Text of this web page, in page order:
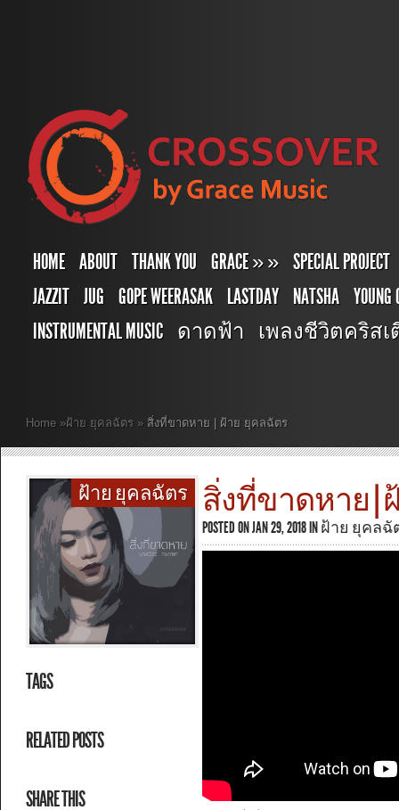
HOME ABOUT THANK YOU GRACE»» SPECIAL PROJECT
JAZZIT JUG GOPE WEERASAK LASTDAY NATSHA YOUNG
INSTRUMENTAL MUSIC ดาดฟ้า เพลงชีวิตคริสเตียน
Home »ฝ้าย ยุคลฉัตร » สิ่งที่ขาดหาย | ฝ้าย ยุคลฉัตร
ฝ้าย ยุคลฉัตร
TAGS
RELATED POSTS
SHARE THIS
สิ่งที่ขาดหาย |
POSTED ON JAN 29, 2018 INฝ้าย ยุคลฉั